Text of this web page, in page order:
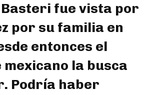
fue vista por
por su familia en
entonces el
la busca
Podría haber